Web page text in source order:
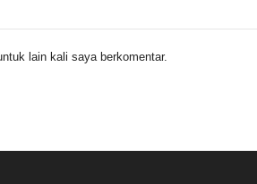
lain kali saya berkomentar.